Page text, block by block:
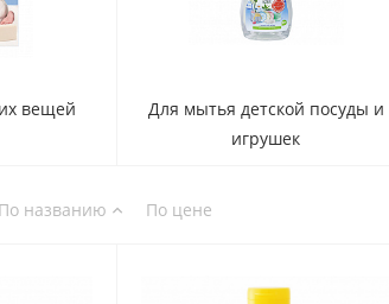
вещей
Для мытья детской посуды и
игрушек
По названию По цене